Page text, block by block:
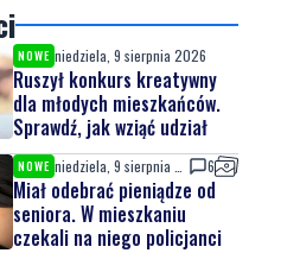
NOWE niedziela, 9 sierpnia 2026
Ruszył konkurs kreatywny
dla młodych mieszkańców.
Sprawdź, jak wziąć udział
NOWE 6
Miał odebrać pieniądze od
seniora. W mieszkaniu
czekali na niego policjanci